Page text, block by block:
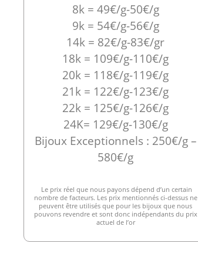
8k = 49€/g-50€/g
9k = 54€/g-56€/g
14k = 82€/g-83€/gr
18k = 109€/g-110€/g
20k = 118€/g-119€/g
21k = 122€/g-123€/g
22k = 125€/g-126€/g
24K= 129€/g-130€/g
Bijoux Exceptionnels : 250€/g –
580€/g
Le prix réel que nous payons dépend d’un certain
nombre de facteurs. Les prix mentionnés ci-dessus ne
peuvent être utilisés que pour les bijoux que nous
pouvons revendre et sont donc indépendants du prix
actuel de l’or